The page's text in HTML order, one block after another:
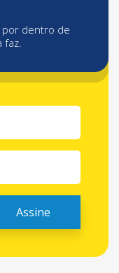
dentro de